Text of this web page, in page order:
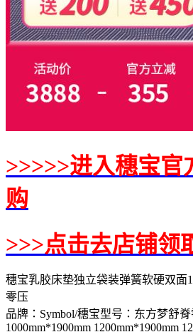
>>>>>进入穗宝官
购
>>>点击去店铺领
穗宝乳胶床垫独立袋装弹簧软硬双面
零压
品牌：Symbol/穗宝型号：东方梦舒脊
1000mm*1900mm 1200mm*1900mm